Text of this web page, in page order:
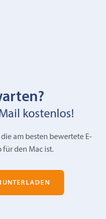
kostenlos!
am besten bewertete E-
den Mac ist.